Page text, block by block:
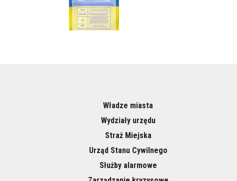
Władze miasta
Wydziały urzędu
Straż Miejska
Urząd Stanu Cywilnego
Służby alarmowe